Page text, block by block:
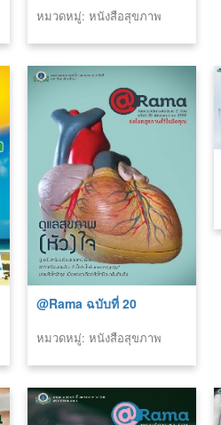
หมวดหมู่: หนังสือสุขภาพ
@Rama ฉบับที่ 20
หมวดหมู่: หนังสือสุขภาพ